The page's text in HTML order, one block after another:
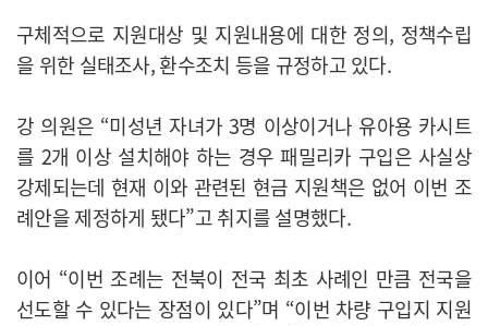
구체적으로 지원대상 및 지원내용에 대한 정의, 정책수립
을 위한 실태조사, 환수조치 등을 규정하고 있다.
강 의원은 “미성년 자녀가 3명 이상이거나 유아용 카시트
를 2개 이상 설치해야 하는 경우 패밀리카 구입은 사실상
강제되는데 현재 이와 관련된 현금 지원책은 없어 이번 조
례안을 제정하게 됐다”고 취지를 설명했다.
이어 “이번 조례는 전북이 전국 최초 사례인 만큼 전국을
선도할 수 있다는 장점이 있다”며 “이번 차량 구입지 지원